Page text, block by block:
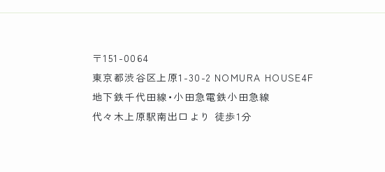
〒151-0064
東京都渋谷区上原1-30-2 NOMURA HOUSE4F
地下鉄千代田線・小田急電鉄小田急線
代々木上原駅南出口より 徒歩1分